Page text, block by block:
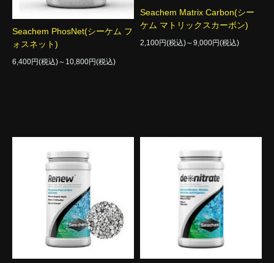
Seachem PhosNet(シーケム フ
ォスネット)
6,400円(税込)～10,800円(税込)
Seachem Matrix Carbon(シー
ケム マトリックスカーボン)
2,100円(税込)～9,000円(税込)